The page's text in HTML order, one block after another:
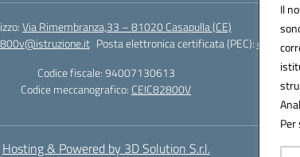
Il
Per
Via Rimembranza,33 – 81020 Casapulla (CE)
Posta elettronica certificata (PEC):
Codice fiscale: 94007130613
Codice meccanografico: CEIC82800V
Hosting & Powered by 3D Solution S.r.l.